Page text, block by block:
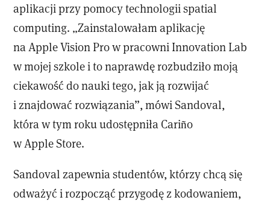
aplikacji przy pomocy technologii spatial
computing. „Zainstalowałam aplikację
na Apple Vision Pro w pracowni Innovation Lab
w mojej szkole i to naprawdę rozbudziło moją
ciekawość do nauki tego, jak ją rozwijać
i znajdować rozwiązania”, mówi Sandoval,
która w tym roku udostępniła Cariño
w Apple Store.
Sandoval zapewnia studentów, którzy chcą się
odważyć i rozpocząć przygodę z kodowaniem,